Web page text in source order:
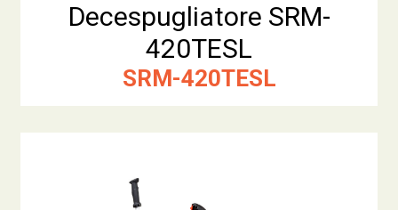
Decespugliatore SRM-
420TESL
SRM-420TESL